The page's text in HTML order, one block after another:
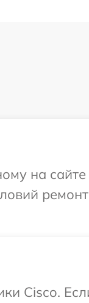
на сайте
Cisco.